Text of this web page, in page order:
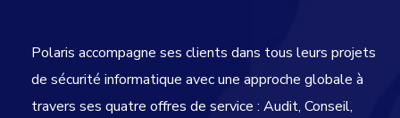
Polaris accompagne ses clients dans tous leurs projets
de sécurité informatique avec une approche globale à
travers ses quatre offres de service : Audit, Conseil,